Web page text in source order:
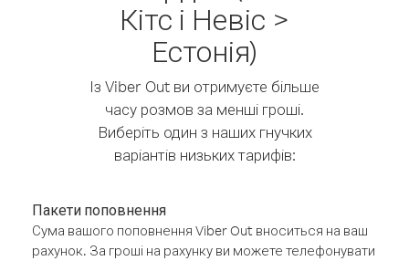
Кітс і Невіс >
Естонія)
Із Viber Out ви отримуєте більше
часу розмов за менші гроші.
Виберіть один з наших гнучких
варіантів низьких тарифів:
Пакети поповнення
Сума вашого поповнення Viber Out вноситься на ваш
рахунок. За гроші на рахунку ви можете телефонувати